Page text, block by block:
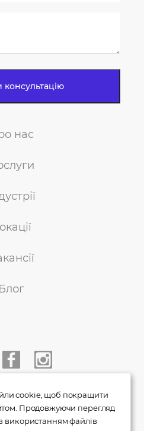
нас
Блог
cookie, щоб покращити
Продовжуючи перегляд
використанням файлів